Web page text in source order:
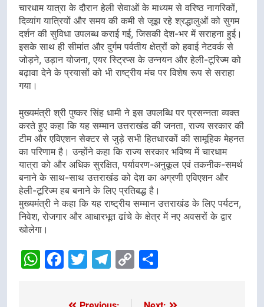
चारधाम यात्रा के दौरान हेली सेवाओं के माध्यम से वरिष्ठ नागरिकों,
दिव्यांग यात्रियों और समय की कमी से जूझ रहे श्रद्धालुओं को सुगम
दर्शन की सुविधा उपलब्ध कराई गई, जिसकी देश-भर में सराहना हुई।
इसके साथ ही सीमांत और दुर्गम पर्वतीय क्षेत्रों को हवाई नेटवर्क से
जोड़ने, उड़ान योजना, एयर स्ट्रिप्स के उन्नयन और हेली-टूरिज्म को
बढ़ावा देने के प्रयासों को भी राष्ट्रीय मंच पर विशेष रूप से सराहा
गया।
मुख्यमंत्री श्री पुष्कर सिंह धामी ने इस उपलब्धि पर प्रसन्नता व्यक्त
करते हुए कहा कि यह सम्मान उत्तराखंड की जनता, राज्य सरकार की
टीम और एविएशन सेक्टर से जुड़े सभी हितधारकों की सामूहिक मेहनत
का परिणाम है। उन्होंने कहा कि राज्य सरकार भविष्य में चारधाम
यात्रा को और अधिक सुरक्षित, पर्यावरण-अनुकूल एवं तकनीक-समर्थ
बनाने के साथ-साथ उत्तराखंड को देश का अग्रणी एविएशन और
हेली-टूरिज्म हब बनाने के लिए प्रतिबद्ध है।
मुख्यमंत्री ने कहा कि यह राष्ट्रीय सम्मान उत्तराखंड के लिए पर्यटन,
निवेश, रोजगार और आधारभूत ढांचे के क्षेत्र में नए अवसरों के द्वार
खोलेगा।
WhatsApp
Facebook
Twitter
Telegram
Copy